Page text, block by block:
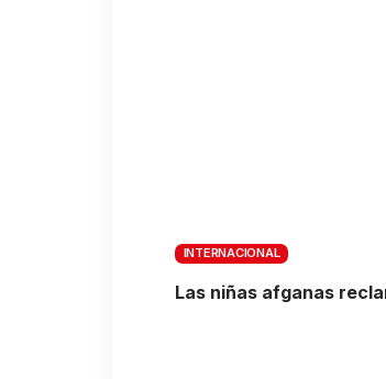
INTERNACIONAL
Las niñas afganas